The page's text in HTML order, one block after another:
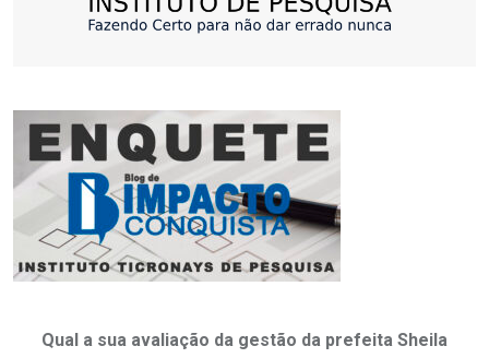
Qual a sua avaliação da gestão da prefeita Sheila